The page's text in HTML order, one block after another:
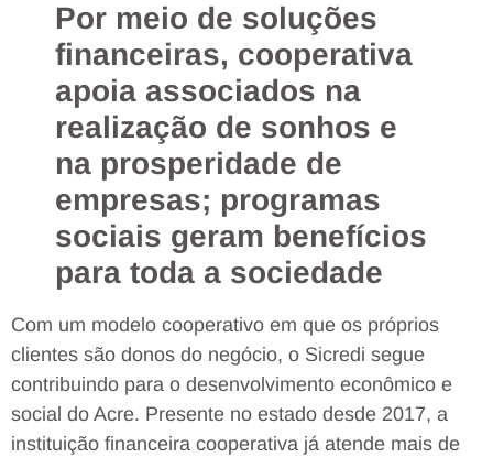
Por meio de soluções
financeiras, cooperativa
apoia associados na
realização de sonhos e
na prosperidade de
empresas; programas
sociais geram benefícios
para toda a sociedade
Com um modelo cooperativo em que os próprios
clientes são donos do negócio, o Sicredi segue
contribuindo para o desenvolvimento econômico e
social do Acre. Presente no estado desde 2017, a
instituição financeira cooperativa já atende mais de